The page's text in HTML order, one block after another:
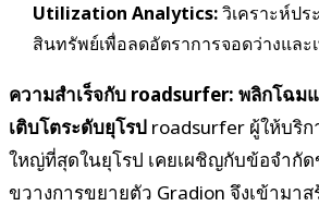
Utilization Analytics:วิเคราะห์ป
สินทรัพย์เพื่อลดอัตราการจอดว่างแล
ความสำเร็จกับ roadsurfer: พลิกโฉม
เติบโตระดับยุโรป roadsurfer ผู้ให้บริก
ใหญ่ที่สุดในยุโรป เคยเผชิญกับข้อจำกั
ขวางการขยายตัว Gradion จึงเข้ามาส